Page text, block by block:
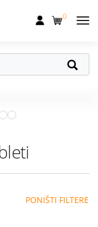
0
PONIŠTI FILTERE